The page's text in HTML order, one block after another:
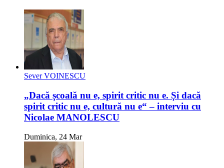
Sever VOINESCU
„Dacă școală nu e, spirit critic nu e. Și dacă
spirit critic nu e, cultură nu e“ – interviu cu
Nicolae MANOLESCU
Duminica, 24 Mar